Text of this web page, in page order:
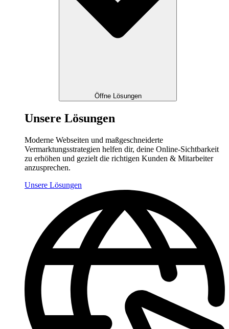
Öffne Lösungen
Unsere Lösungen
Moderne Webseiten und maßgeschneiderte
Vermarktungsstrategien helfen dir, deine Online-Sichtbarkeit
zu erhöhen und gezielt die richtigen Kunden & Mitarbeiter
anzusprechen.
Unsere Lösungen